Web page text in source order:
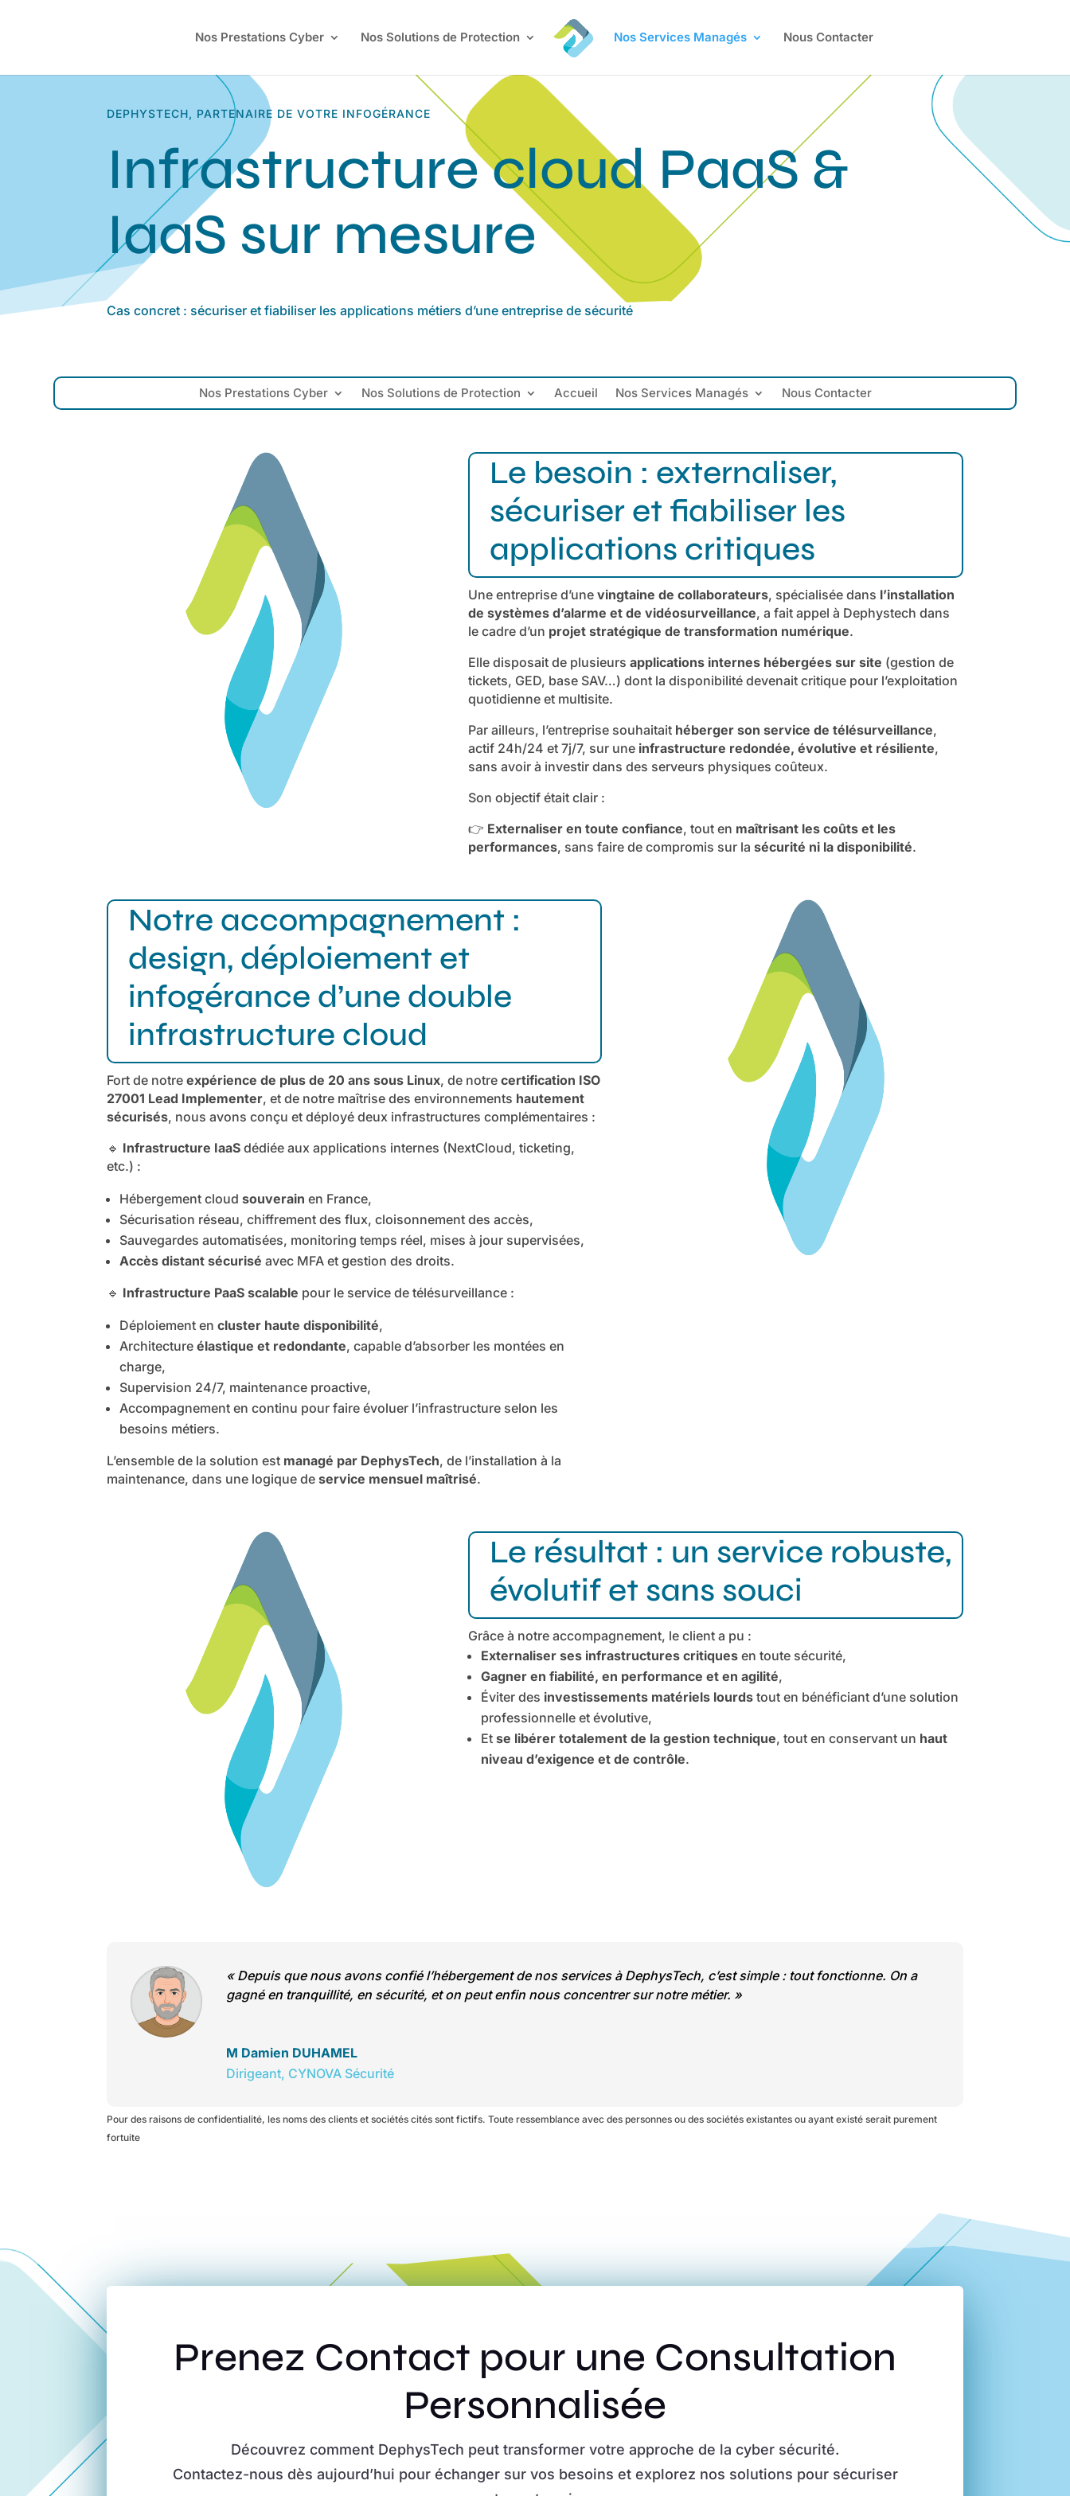
Nos Prestations Cyber Nos Solutions de Protection Nos Services Managés Nous Contacter
DEPHYSTECH, PARTENAIRE DE VOTRE INFOGÉRANCE
Infrastructure cloud PaaS &
IaaS sur mesure
Cas concret : sécuriser et fiabiliser les applications métiers d’une entreprise de sécurité
Nos Prestations Cyber Nos Solutions de Protection Accueil Nos Services Managés Nous Contacter
Le besoin : externaliser,
sécuriser et fiabiliser les
applications critiques
Une entreprise d’unevingtaine de collaborateurs, spécialisée dans l’installation
de systèmes d’alarme et de vidéosurveillance, a fait appel à Dephystech dans
le cadre d’un projet stratégique de transformation numérique.
Elle disposait de plusieursapplications internes hébergées sur site (gestion de
tickets, GED, base SAV…) dont la disponibilité devenait critique pour l’exploitation
quotidienne et multisite.
Par ailleurs, l’entreprise souhaitait héberger son service de télésurveillance,
actif 24h/24 et 7j/7, sur une infrastructure redondée, évolutive et résiliente,
sans avoir à investir dans des serveurs physiques coûteux.
Son objectif était clair :
👉 Externaliser en toute confiance, tout en maîtrisant les coûts et les
performances, sans faire de compromis sur lasécurité ni la disponibilité.
Notre accompagnement :
design, déploiement et
infogérance d’une double
infrastructure cloud
Fort de notreexpérience de plus de 20 ans sous Linux, de notrecertification ISO
27001 Lead Implementer, et de notre maîtrise des environnements hautement
sécurisés, nous avons conçu et déployé deux infrastructures complémentaires :
🔹 Infrastructure IaaS dédiée aux applications internes (NextCloud, ticketing,
etc.) :
Hébergement cloudsouverain en France,
Sécurisation réseau, chiffrement des flux, cloisonnement des accès,
Sauvegardes automatisées, monitoring temps réel, mises à jour supervisées,
Accès distant sécurisé avec MFA et gestion des droits.
🔹 Infrastructure PaaS scalable pour le service de télésurveillance :
Déploiement encluster haute disponibilité,
Architectureélastique et redondante, capable d’absorber les montées en
charge,
Supervision 24/7, maintenance proactive,
Accompagnement en continu pour faire évoluer l’infrastructure selon les
besoins métiers.
L’ensemble de la solution est managé par DephysTech, de l’installation à la
maintenance, dans une logique deservice mensuel maîtrisé.
Le résultat : un service robuste,
évolutif et sans souci
Grâce à notre accompagnement, le client a pu :
Externaliser ses infrastructures critiques en toute sécurité,
Gagner en fiabilité, en performance et en agilité,
Éviter des investissements matériels lourds tout en bénéficiant d’une solution
professionnelle et évolutive,
Etse libérer totalement de la gestion technique, tout en conservant un haut
niveau d’exigence et de contrôle.
« Depuis que nous avons confié l’hébergement de nos services à DephysTech, c’est simple : tout fonctionne. On a
gagné en tranquillité, en sécurité, et on peut enfin nous concentrer sur notre métier. »
M Damien DUHAMEL
Dirigeant, CYNOVA Sécurité
Pour des raisons de confidentialité, les noms des clients et sociétés cités sont fictifs. Toute ressemblance avec des personnes ou des sociétés existantes ou ayant existé serait purement
fortuite
Prenez Contact pour une Consultation
Personnalisée
Découvrez comment DephysTech peut transformer votre approche de la cyber sécurité.
Contactez-nous dès aujourd’hui pour échanger sur vos besoins et explorez nos solutions pour sécuriser